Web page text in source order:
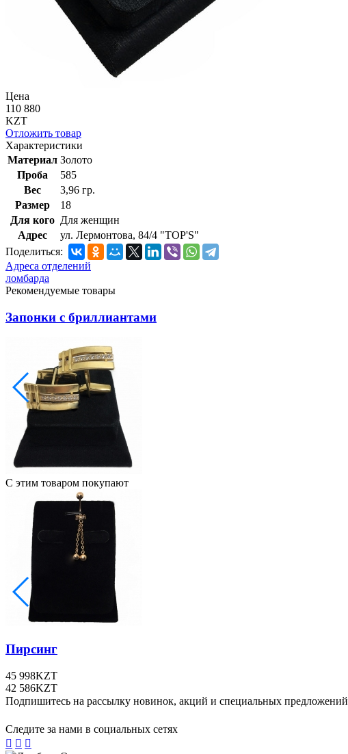
Цена
110 880
KZT
Отложить товар
Характеристики
Материал Золото
Проба
585
Вес
3,96 гр.
Размер
18
Для кого Для женщин
Адрес
ул. Лермонтова, 84/4 "TOP'S"
Поделиться:
Адреса отделений
ломбарда
Рекомендуемые товары
Запонки с бриллиантами
С этим товаром покупают
Пирсинг
45 998KZT
42 586KZT
Подпишитесь на рассылку новинок, акций и специальных предложений
Следите за нами в социальных сетях
  